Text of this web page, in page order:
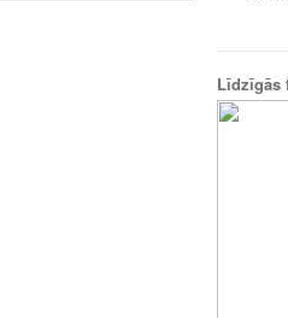
Līdzīgās